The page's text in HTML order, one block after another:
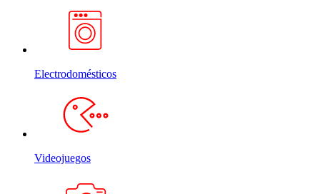
Electrodomésticos
Videojuegos